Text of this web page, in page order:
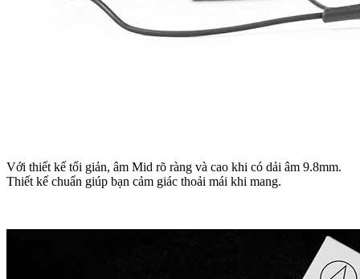
Với thiết kế tổi giản, âm Mid rõ ràng và cao khi có dải âm 9.8mm.
Thiết kế chuẩn giúp bạn cảm giác thoải mái khi mang.